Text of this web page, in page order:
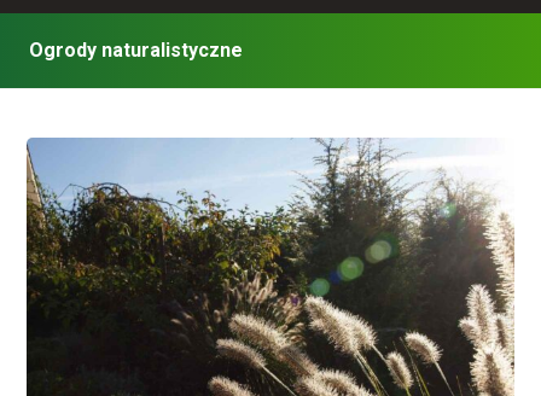
Ogrody naturalistyczne